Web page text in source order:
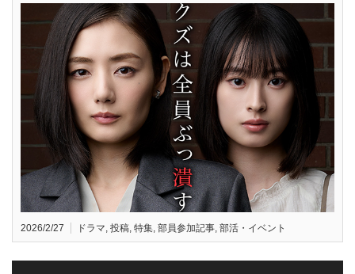
2026/2/27 ドラマ, 投稿, 特集, 部員参加記事, 部活・イベント